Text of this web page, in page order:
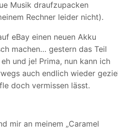
Musik draufzupacken
Rechner leider nicht).
eBay einen neuen Akku
machen… gestern das Teil
und je! Prima, nun kann ich
auch endlich wieder
doch vermissen lässt.
mir an meinem „Caramel